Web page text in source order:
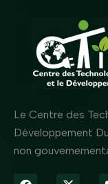
Le Centre des
Développement
non